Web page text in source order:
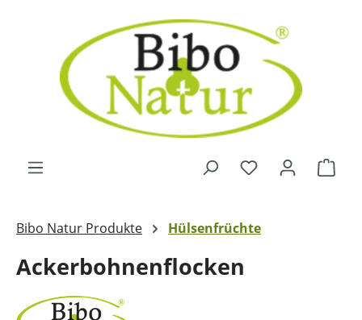
Zum Hauptinhalt springen
Bibo Natur Produkte Hülsenfrüchte
Ackerbohnenflocken